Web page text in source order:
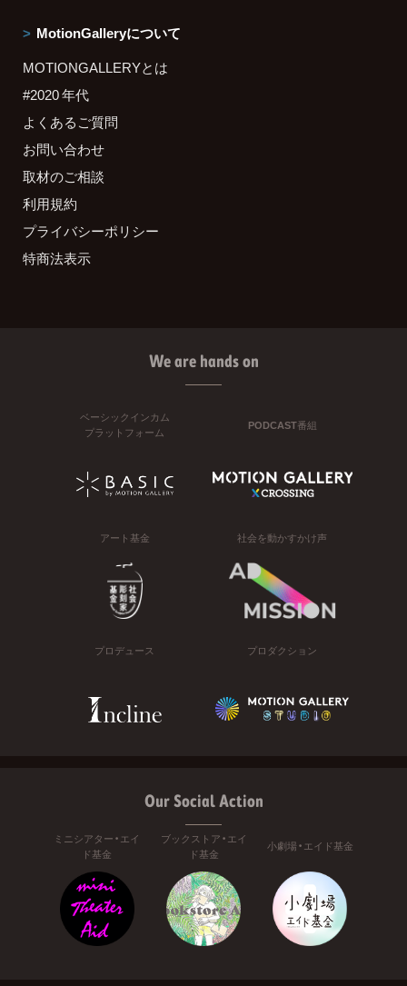
MotionGalleryについて
MOTIONGALLERYとは
#2020 年代
よくあるご質問
お問い合わせ
取材のご相談
利用規約
プライバシーポリシー
特商法表示
We are hands on
ベーシックインカム
プラットフォーム
PODCAST番組
アート基金 社会を動かすかけ声
プロデュース プロダクション
Our Social Action
ミニシアター・エイ
ド基金
ブックストア・エイ
ド基金
小劇場・エイド基金